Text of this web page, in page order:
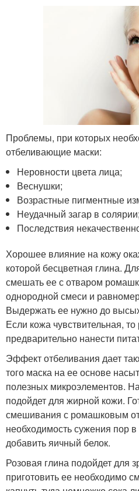
Проблемы, при которых
отбеливающие маски:
Неровности цвета лица;
Веснушки;
Возрастные пигментные
Неудачный загар в солярии;
Последствия
Хорошее влияние на кожу
которой бесцветная глина.
смешать ее с отваром
однородной смеси и
Выдержать ее нужно до
Если кожа чувствительная,
предварительно нанести
Эффект отбеливания дает
того маска на ее основе
полезных микроэлементов.
подойдет для жирной кожи.
смешивания с ромашковым
необходимость сужения пор
добавить яичный белок.
Розовая глина подойдет для
приготовить ее необходимо